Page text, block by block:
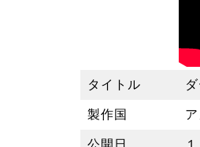
タイトル
製作国
公開日